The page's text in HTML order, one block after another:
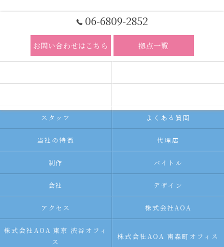
06-6809-2852
お問い合わせはこちら 拠点一覧
スタッフ よくある質問
当社の特徴 代理店
制作 バイトル
会社 デザイン
アクセス 株式会社AOA
株式会社AOA 東京 渋谷オフィ
ス
株式会社AOA 南森町オフィス